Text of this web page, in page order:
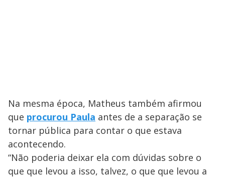
Na mesma época, Matheus também afirmou
que procurou Paula antes de a separação se
tornar pública para contar o que estava
acontecendo.
“Não poderia deixar ela com dúvidas sobre o
que que levou a isso, talvez, o que que levou a